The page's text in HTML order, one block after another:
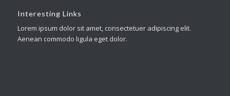
Interesting Links
Lorem ipsum dolor sit amet, consectetuer adipiscing elit.
Aenean commodo ligula eget dolor.